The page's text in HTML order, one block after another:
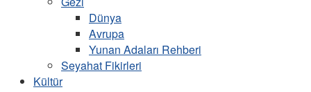
Dünya
Avrupa
Yunan Adaları Rehberi
Seyahat Fikirleri
Kültür